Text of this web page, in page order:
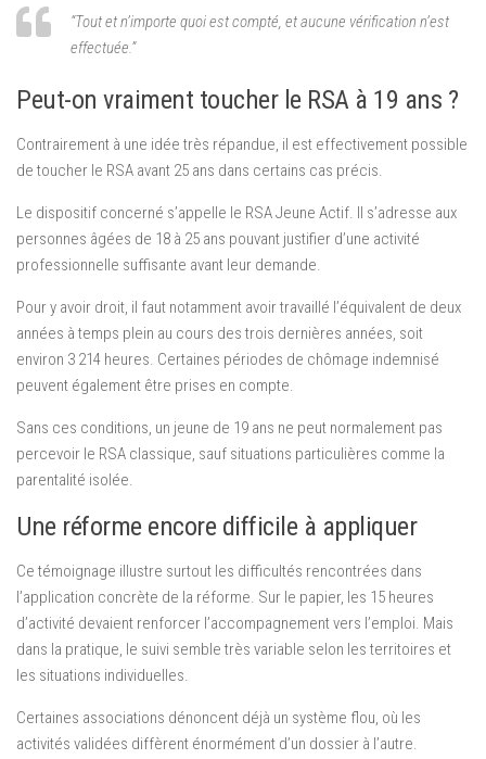
“Tout et n’importe quoi est compté, et aucune vérification n’est
effectuée.”
Peut-on vraiment toucher le RSA à 19 ans ?
Contrairement à une idée très répandue, il est effectivement possible
de toucher le RSA avant 25 ans dans certains cas précis.
Le dispositif concerné s’appelle le RSA Jeune Actif. Il s’adresse aux
personnes âgées de 18 à 25 ans pouvant justifier d’une activité
professionnelle suffisante avant leur demande.
Pour y avoir droit, il faut notamment avoir travaillé l’équivalent de deux
années à temps plein au cours des trois dernières années, soit
environ 3 214 heures. Certaines périodes de chômage indemnisé
peuvent également être prises en compte.
Sans ces conditions, un jeune de 19 ans ne peut normalement pas
percevoir le RSA classique, sauf situations particulières comme la
parentalité isolée.
Une réforme encore difficile à appliquer
Ce témoignage illustre surtout les difficultés rencontrées dans
l’application concrète de la réforme. Sur le papier, les 15 heures
d’activité devaient renforcer l’accompagnement vers l’emploi. Mais
dans la pratique, le suivi semble très variable selon les territoires et
les situations individuelles.
Certaines associations dénoncent déjà un système flou, où les
activités validées diffèrent énormément d’un dossier à l’autre.